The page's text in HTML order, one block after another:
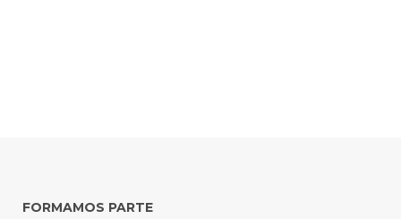
FORMAMOS PARTE